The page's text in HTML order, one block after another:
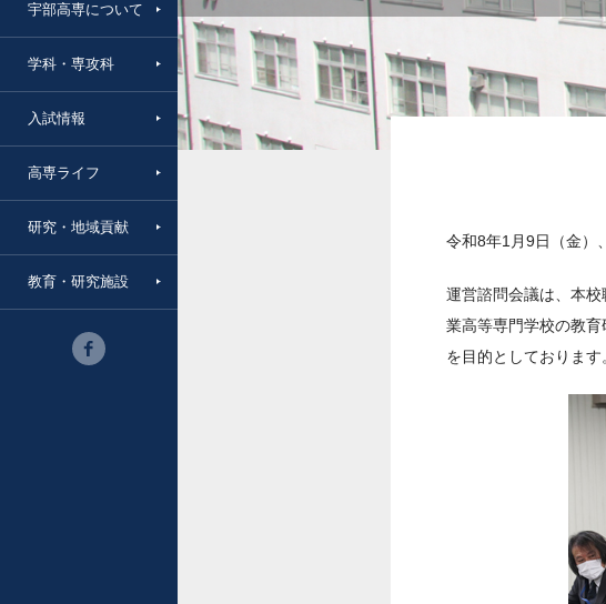
宇部高専について
学科・専攻科
入試情報
高専ライフ
研究・地域貢献
教育・研究施設
令和8年1月9日（金）
運営諮問会議は、本
業高等専門学校の教
を目的としております